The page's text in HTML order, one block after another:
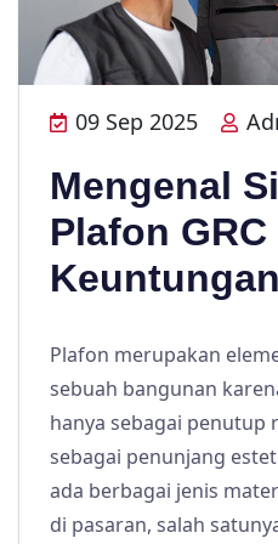
09 Sep 2025
Mengenal
Plafon GRC
Plafon merupakan
sebuah bangunan
hanya sebagai penutup
sebagai penunjang
ada berbagai jenis
di pasaran, salah